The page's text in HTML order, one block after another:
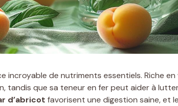
incroyable de nutriments essentiels. Riche
tandis que sa teneur en fer peut aider à
d’abricot favorisent une digestion saine, et